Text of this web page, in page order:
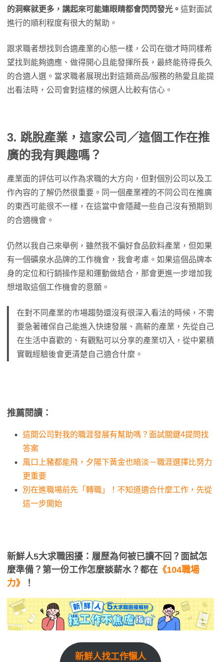
的洞察就更多，講起來可能連眼睛都會閃閃發光。 這對面試
進行的順利程度有很大的幫助。
跟求職者想找到合適產業的心態一樣，公司在徵才時同樣希
望找到能夠適應、做得開心且能發揮所長，最終能待得長久
的合適人選。當求職者展現出對這類商品/服務的熱愛且能提
出看法時，公司會對這樣的候選人比較有信心。
3. 跳脫產業，這家公司／這個工作在推
廣的我有興趣嗎？
產業面的評估可以作為求職的大方向，但對個別公司以及工
作內容的了解仍然很重要。同一個產業裡的不同公司在推廣
的東西可能很不一樣，在這當中會隱藏一些自己沒有預期到
的合適機會。
仍然以我自己來舉例，雖然我不偏好食品飲料產業，但如果
有一個礦泉水品牌的工作機會，我會考慮。如果這個品牌本
身的定位和行銷操作是和運動做結合，那會更進一步增加我
想增取這個工作機會的意願。
在對不同產業的市場趨勢還沒有很深入看法的時候，不需
要急著確保自己能進入快速發展、高薪的產業，先從自己
在生活中喜歡的、有觀點可以分享的產業切入，從中累積
實戰經驗後會更清楚自己適合什麼。
推薦閱讀：
這間公司對我的職涯發展有幫助嗎？面試關鍵4提問找
答案
風口上豬都能飛，夕陽下黃金也暗淡－職涯選擇比努力
更重要
別在進職場前先「轉職」！不知道適合什麼工作，先從
這一步開始
新鮮人5大求職困擾：履歷為何被已讀不回？面試怎
麼準備？第一份工作怎麼談薪水？都在 《104職場
力》
！
新鮮人找工作懶人